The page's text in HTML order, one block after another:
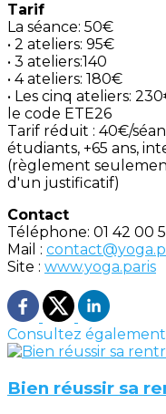
Tarif
La séance: 50€
• 2 ateliers: 95€
• 3 ateliers:140
• 4 ateliers: 180€
• Les cinq ateliers:
le code ETE26
Tarif réduit : 40€/
étudiants, +65 ans,
(règlement
d'un justificatif)
Contact
Téléphone: 01 42 00
Mail :
Site : www.yoga.paris
Consultez également
Bien réussir sa